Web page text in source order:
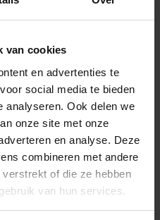
van cookies
en advertenties te
social media te bieden
analyseren. Ook delen we
onze site met onze
en analyse. Deze
combineren met andere
of die ze hebben
van hun services.
meerdere werkdagen
+